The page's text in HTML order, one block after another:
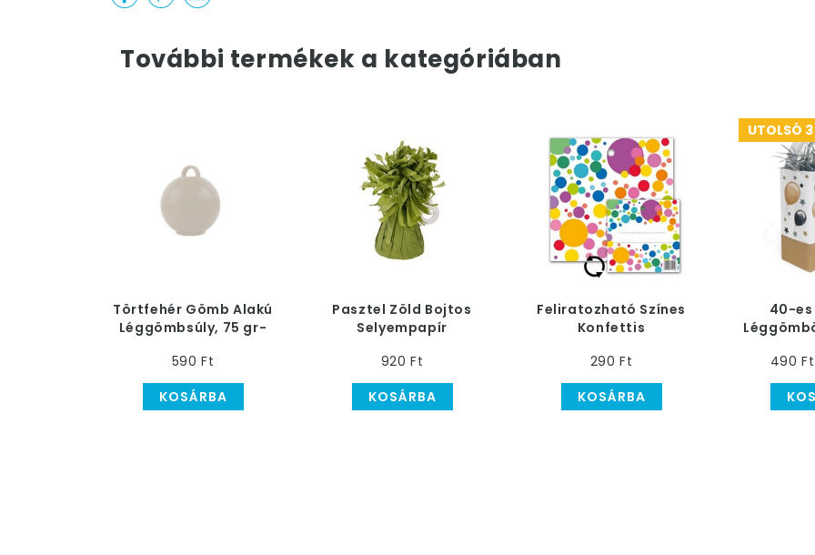
További termékek a kategóriában
Törtfehér Gömb Alakú
Léggömbsúly, 75 gr-
590 Ft
KOSÁRBA
Pasztel Zöld Bojtos
Selyempapír
gramm
920 Ft
KOSÁRBA
Feliratozható Színes
Konfettis
Léggömbsúly
290 Ft
KOSÁRBA
UTOLSÓ
40-es
490 Ft